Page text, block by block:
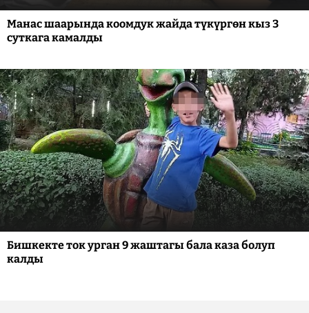
Манас шаарында коомдук жайда түкүргөн кыз 3
суткага камалды
Бишкекте ток урган 9 жаштагы бала каза болуп
калды